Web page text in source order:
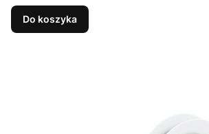
Do koszyka